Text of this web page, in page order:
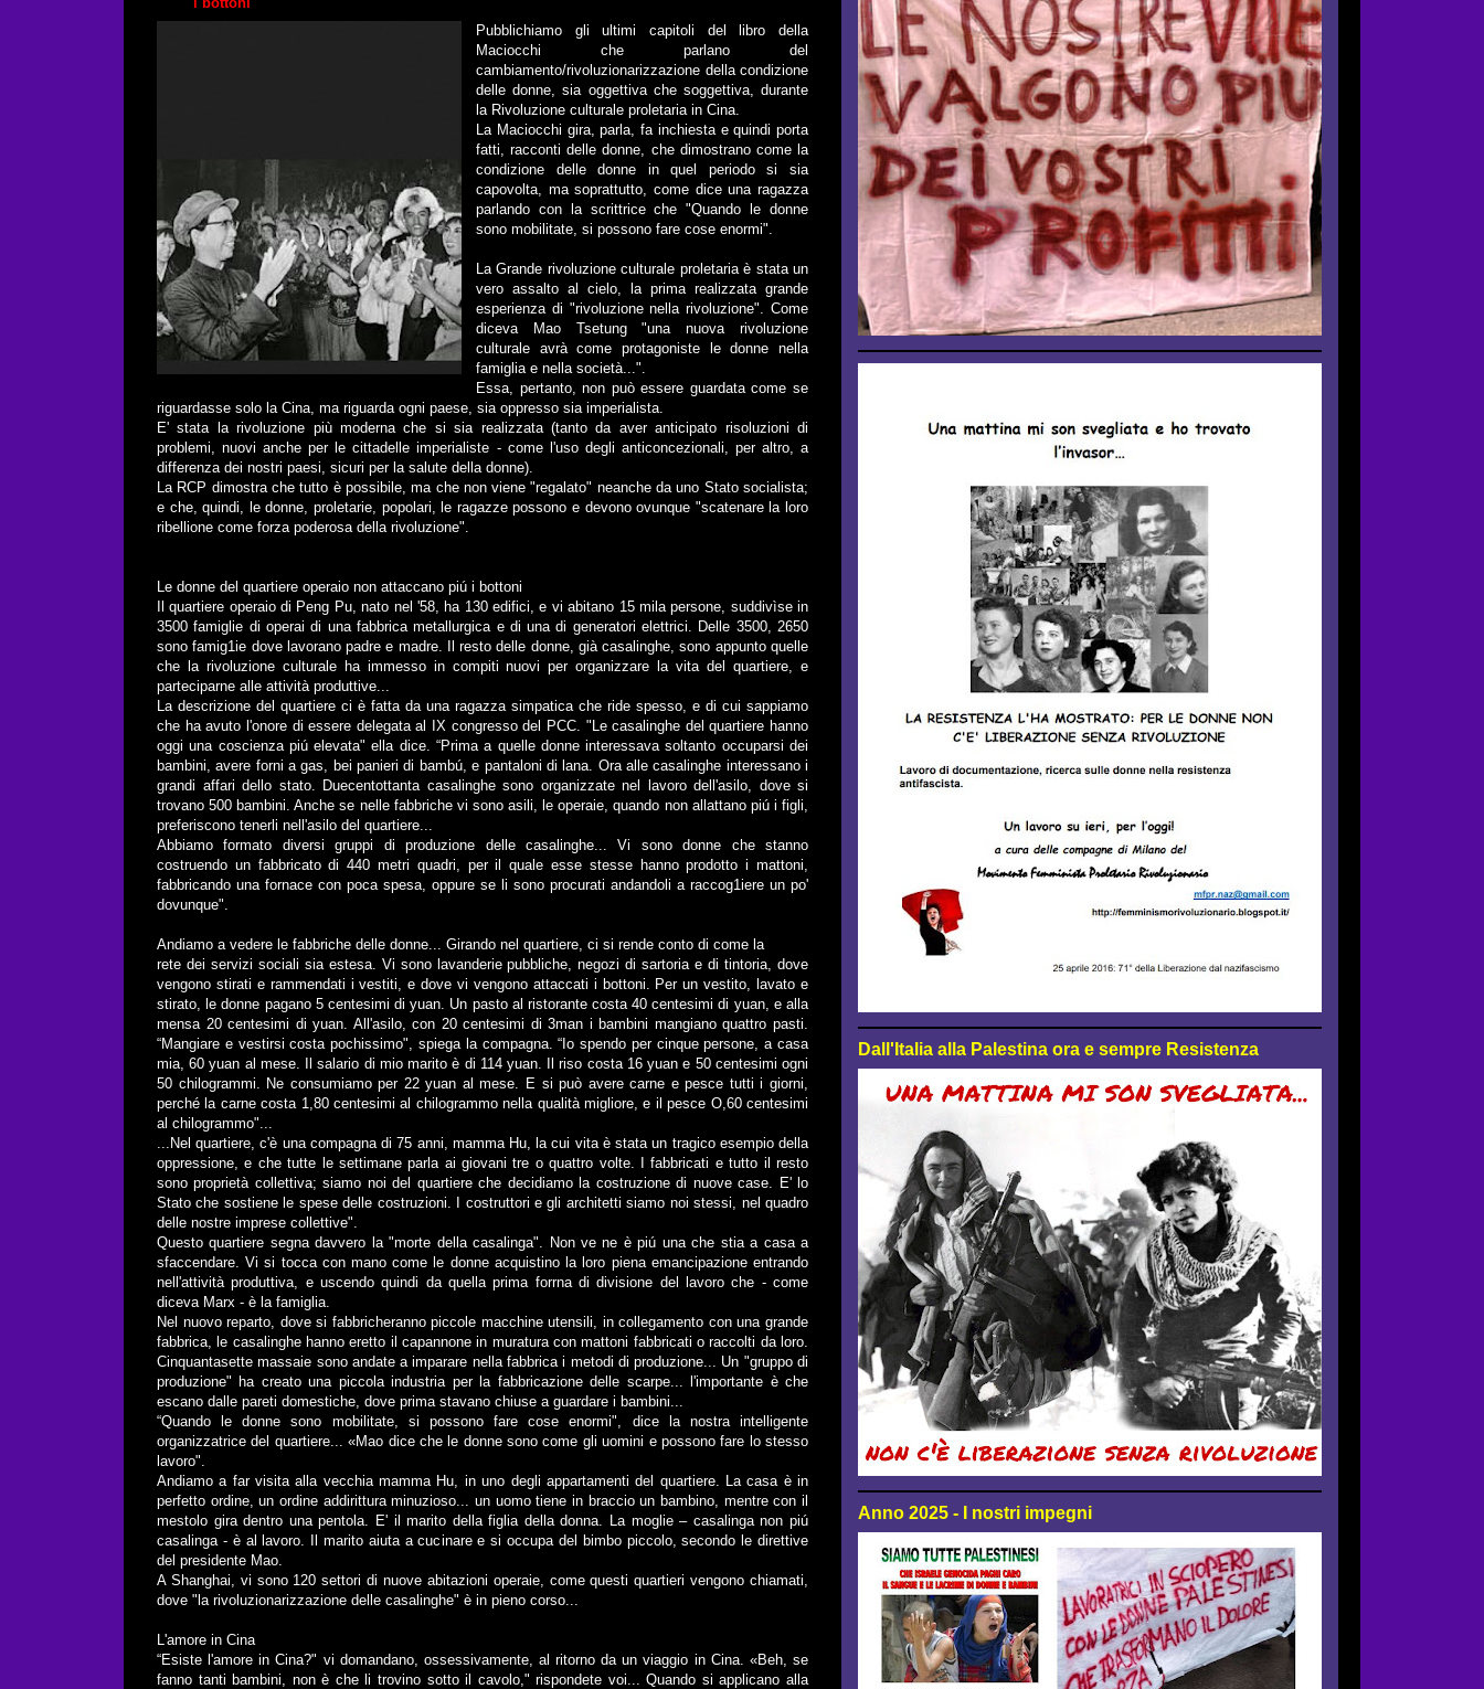
Pubblichiamo gli ultimi capitoli del libro della
Maciocchi che parlano del
cambiamento/rivoluzionarizzazione della condizione
delle donne, sia oggettiva che soggettiva, durante
la Rivoluzione culturale proletaria in Cina.
La Maciocchi gira, parla, fa inchiesta e quindi porta
fatti, racconti delle donne, che dimostrano come la
condizione delle donne in quel periodo si sia
capovolta, ma soprattutto, come dice una ragazza
parlando con la scrittrice che "Quando le donne
sono mobilitate, si possono fare cose enormi".
La Grande rivoluzione culturale proletaria è stata un
vero assalto al cielo, la prima realizzata grande
esperienza di "rivoluzione nella rivoluzione". Come
diceva Mao Tsetung "una nuova rivoluzione
culturale avrà come protagoniste le donne nella
famiglia e nella società...".
Essa, pertanto, non può essere guardata come se
riguardasse solo la Cina, ma riguarda ogni paese, sia oppresso sia imperialista.
E' stata la rivoluzione più moderna che si sia realizzata (tanto da aver anticipato risoluzioni di
problemi, nuovi anche per le cittadelle imperialiste - come l'uso degli anticoncezionali, per altro, a
differenza dei nostri paesi, sicuri per la salute della donne).
La RCP dimostra che tutto è possibile, ma che non viene "regalato" neanche da uno Stato socialista;
e che, quindi, le donne, proletarie, popolari, le ragazze possono e devono ovunque "scatenare la loro
ribellione come forza poderosa della rivoluzione".
Le donne del quartiere operaio non attaccano piú i bottoni
Il quartiere operaio di Peng Pu, nato nel '58, ha 130 edifici, e vi abitano 15 mila persone, suddivìse in
3500 famiglie di operai di una fabbrica metallurgica e di una di generatori elettrici. Delle 3500, 2650
sono famig1ie dove lavorano padre e madre. Il resto delle donne, già casalinghe, sono appunto quelle
che la rivoluzione culturale ha immesso in compiti nuovi per organizzare la vita del quartiere, e
parteciparne alle attività produttive...
La descrizione del quartiere ci è fatta da una ragazza simpatica che ride spesso, e di cui sappiamo
che ha avuto l'onore di essere delegata al IX congresso del PCC. "Le casalinghe del quartiere hanno
oggi una coscienza piú elevata" ella dice. “Prima a quelle donne interessava soltanto occuparsi dei
bambini, avere forni a gas, bei panieri di bambú, e pantaloni di lana. Ora alle casalinghe interessano i
grandi affari dello stato. Duecentottanta casalinghe sono organizzate nel lavoro dell'asilo, dove si
trovano 500 bambini. Anche se nelle fabbriche vi sono asili, le operaie, quando non allattano piú i figli,
preferiscono tenerli nell'asilo del quartiere...
Abbiamo formato diversi gruppi di produzione delle casalinghe... Vi sono donne che stanno
costruendo un fabbricato di 440 metri quadri, per il quale esse stesse hanno prodotto i mattoni,
fabbricando una fornace con poca spesa, oppure se li sono procurati andandoli a raccog1iere un po'
dovunque".
Andiamo a vedere le fabbriche delle donne... Girando nel quartiere, ci si rende conto di come la
rete dei servizi sociali sia estesa. Vi sono lavanderie pubbliche, negozi di sartoria e di tintoria, dove
vengono stirati e rammendati i vestiti, e dove vi vengono attaccati i bottoni. Per un vestito, lavato e
stirato, le donne pagano 5 centesimi di yuan. Un pasto al ristorante costa 40 centesimi di yuan, e alla
mensa 20 centesimi di yuan. All'asilo, con 20 centesimi di 3man i bambini mangiano quattro pasti.
“Mangiare e vestirsi costa pochissimo", spiega la compagna. “Io spendo per cinque persone, a casa
mia, 60 yuan al mese. Il salario di mio marito è di 114 yuan. Il riso costa 16 yuan e 50 centesimi ogni
50 chilogrammi. Ne consumiamo per 22 yuan al mese. E si può avere carne e pesce tutti i giorni,
perché la carne costa 1,80 centesimi al chilogrammo nella qualità migliore, e il pesce O,60 centesimi
al chilogrammo"...
...Nel quartiere, c'è una compagna di 75 anni, mamma Hu, la cui vita è stata un tragico esempio della
oppressione, e che tutte le settimane parla ai giovani tre o quattro volte. I fabbricati e tutto il resto
sono proprietà collettiva; siamo noi del quartiere che decidiamo la costruzione di nuove case. E' lo
Stato che sostiene le spese delle costruzioni. I costruttori e gli architetti siamo noi stessi, nel quadro
delle nostre imprese collettive".
Questo quartiere segna davvero la "morte della casalinga". Non ve ne è piú una che stia a casa a
sfaccendare. Vi si tocca con mano come le donne acquistino la loro piena emancipazione entrando
nell'attività produttiva, e uscendo quindi da quella prima forrna di divisione del lavoro che - come
diceva Marx - è la famiglia.
Nel nuovo reparto, dove si fabbricheranno piccole macchine utensili, in collegamento con una grande
fabbrica, le casalinghe hanno eretto il capannone in muratura con mattoni fabbricati o raccolti da loro.
Cinquantasette massaie sono andate a imparare nella fabbrica i metodi di produzione... Un "gruppo di
produzione" ha creato una piccola industria per la fabbricazione delle scarpe... l'importante è che
escano dalle pareti domestiche, dove prima stavano chiuse a guardare i bambini...
“Quando le donne sono mobilitate, si possono fare cose enormi", dice la nostra intelligente
organizzatrice del quartiere... «Mao dice che le donne sono come gli uomini e possono fare lo stesso
lavoro".
Andiamo a far visita alla vecchia mamma Hu, in uno degli appartamenti del quartiere. La casa è in
perfetto ordine, un ordine addirittura minuzioso... un uomo tiene in braccio un bambino, mentre con il
mestolo gira dentro una pentola. E' il marito della figlia della donna. La moglie – casalinga non piú
casalinga - è al lavoro. Il marito aiuta a cucinare e si occupa del bimbo piccolo, secondo le direttive
del presidente Mao.
A Shanghai, vi sono 120 settori di nuove abitazioni operaie, come questi quartieri vengono chiamati,
dove "la rivoluzionarizzazione delle casalinghe" è in pieno corso...
L'amore in Cina
“Esiste l'amore in Cina?" vi domandano, ossessivamente, al ritorno da un viaggio in Cina. «Beh, se
fanno tanti bambini, non è che li trovino sotto il cavolo," rispondete voi... Quando si applicano alla
Dall'Italia alla Palestina ora e sempre Resistenza
Anno 2025 - I nostri impegni